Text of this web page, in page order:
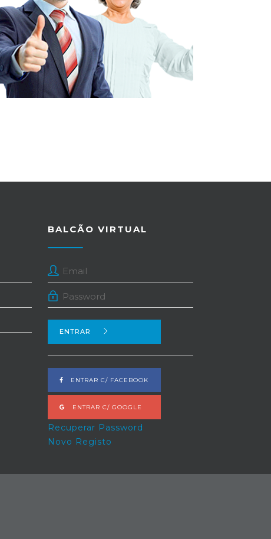
BALCÃO VIRTUAL
ENTRAR
ENTRAR C/ FACEBOOK
ENTRAR C/ GOOGLE
Recuperar Password
Novo Registo